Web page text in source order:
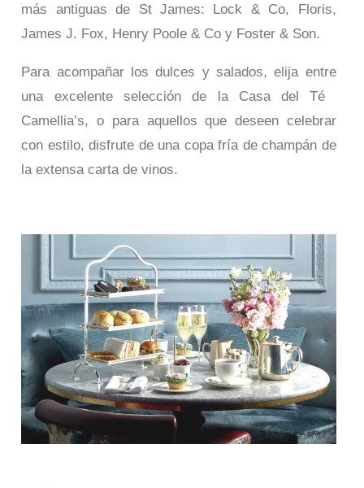
más antiguas de St James: Lock & Co, Floris,
James J. Fox, Henry Poole & Co y Foster & Son.
Para acompañar los dulces y salados, elija entre
una excelente selección de la Casa del Té ​
Camellia’s, o para aquellos que deseen celebrar
con estilo, disfrute de una copa fría de champán de
la extensa carta de vinos.